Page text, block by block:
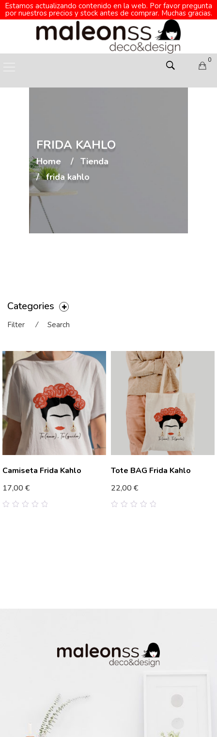
Estamos actualizando contenido en la web. Por favor pregunta
por nuestros precios y stock antes de comprar. Muchas gracias.
0
FRIDA KAHLO
Home
Tienda
frida kahlo
Categories
Filter ⁄ Search
Camiseta Frida Kahlo
17,00€
Tote BAG Frida Kahlo
22,00€